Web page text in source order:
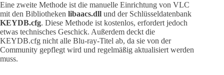
Eine zweite Methode ist die manuelle Einrichtung von VLC
mit den Bibliotheken libaacs.dll und der Schlüsseldatenbank
KEYDB.cfg. Diese Methode ist kostenlos, erfordert jedoch
etwas technisches Geschick. Außerdem deckt die
KEYDB.cfg nicht alle Blu-ray-Titel ab, da sie von der
Community gepflegt wird und regelmäßig aktualisiert werden
muss.